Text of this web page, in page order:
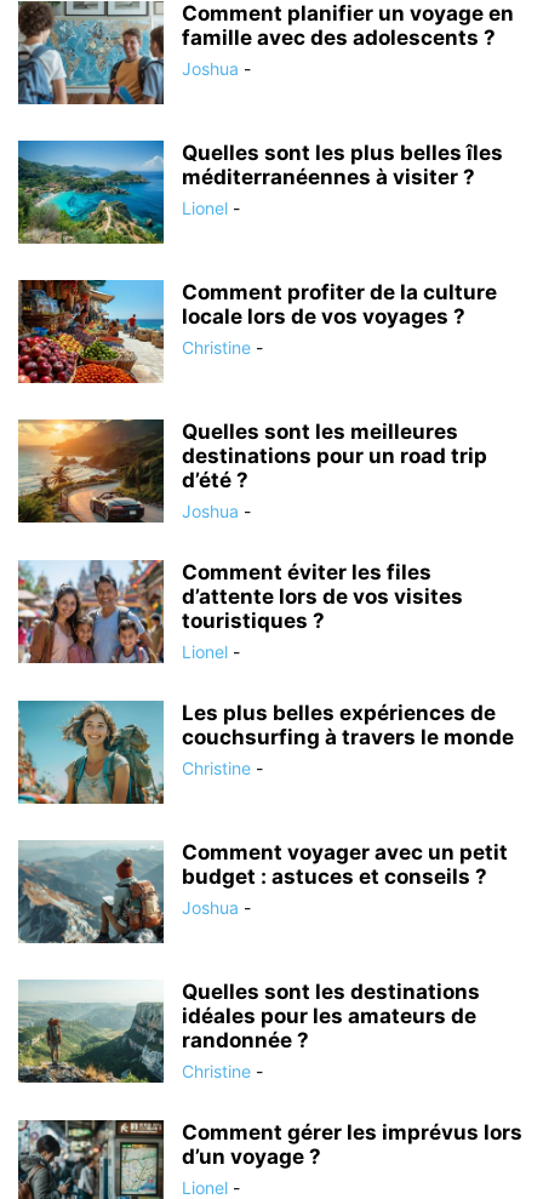
Comment planifier un voyage en
famille avec des adolescents ?
Joshua -
Quelles sont les plus belles îles
méditerranéennes à visiter ?
Lionel -
Comment profiter de la culture
locale lors de vos voyages ?
Christine -
Quelles sont les meilleures
destinations pour un road trip
d’été ?
Joshua -
Comment éviter les files
d’attente lors de vos visites
touristiques ?
Lionel -
Les plus belles expériences de
couchsurfing à travers le monde
Christine -
Comment voyager avec un petit
budget : astuces et conseils ?
Joshua -
Quelles sont les destinations
idéales pour les amateurs de
randonnée ?
Christine -
Comment gérer les imprévus lors
d’un voyage ?
Lionel -